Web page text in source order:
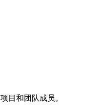
目和团队成员。